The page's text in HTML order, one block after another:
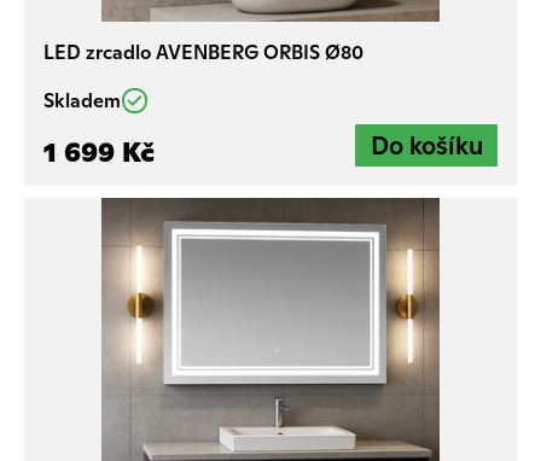
LED zrcadlo AVENBERG ORBIS Ø80
Skladem
1 699 Kč